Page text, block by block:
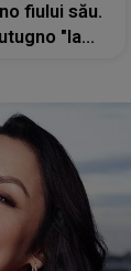
fiului său.
"la